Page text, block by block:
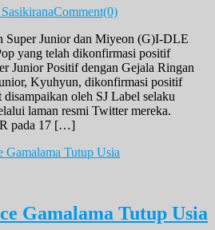
Comment(0)
Super Junior dan Miyeon (G)I-DLE
yang telah dikonfirmasi positif
Junior Positif dengan Gejala Ringan
Kyuhyun, dikonfirmasi positif
oleh SJ Label selaku
laman resmi Twitter mereka.
pada 17 […]
Gamalama Tutup Usia